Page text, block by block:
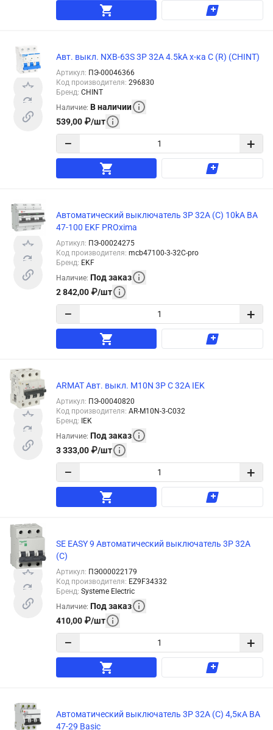
Авт. выкл. NXB-63S 3P 32А 4.5kA х-ка C (R) (CHINT)
Артикул: ПЭ-00046366
Код производителя: 296830
Бренд: CHINT
Наличие: В наличии
539,00 ₽/шт
− +
Автоматический выключатель 3P 32А (C) 10kA ВА
47-100 EKF PROxima
Артикул: ПЭ-00024275
Код производителя: mcb47100-3-32C-pro
Бренд: EKF
Наличие: Под заказ
2 842,00 ₽/шт
− +
ARMAT Авт. выкл. M10N 3P C 32А IEK
Артикул: ПЭ-00040820
Код производителя: AR-M10N-3-C032
Бренд:
IEK
Наличие: Под заказ
3 333,00 ₽/шт
− +
SE EASY 9 Автоматический выключатель 3P 32A
(C)
Артикул: ПЭ000022179
Код производителя: EZ9F34332
Бренд: Systeme Electric
Наличие: Под заказ
410,00 ₽/шт
− +
Автоматический выключатель 3P 32А (C) 4,5кА ВА
47-29 Basic